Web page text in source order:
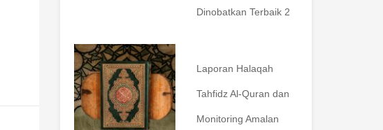
Dinobatkan Terbaik 2
Laporan Halaqah
Tahfidz Al-Quran dan
Monitoring Amalan